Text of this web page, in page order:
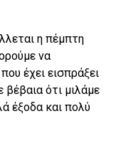
η πέμπτη
να
έχει εισπράξει
βέβαια ότι μιλάμε
έξοδα και πολύ